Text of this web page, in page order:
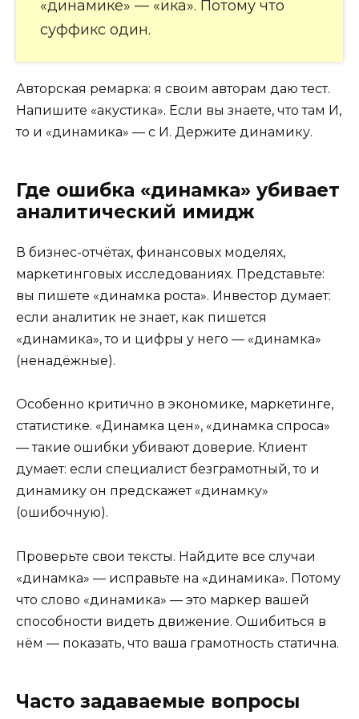
«динамике» — «ика». Потому что
суффикс один.
Авторская ремарка: я своим авторам даю тест.
Напишите «акустика». Если вы знаете, что там И,
то и «динамика» — с И. Держите динамику.
Где ошибка «динамка» убивает
аналитический имидж
В бизнес-отчётах, финансовых моделях,
маркетинговых исследованиях. Представьте:
вы пишете «динамка роста». Инвестор думает:
если аналитик не знает, как пишется
«динамика», то и цифры у него — «динамка»
(ненадёжные).
Особенно критично в экономике, маркетинге,
статистике. «Динамка цен», «динамка спроса»
— такие ошибки убивают доверие. Клиент
думает: если специалист безграмотный, то и
динамику он предскажет «динамку»
(ошибочную).
Проверьте свои тексты. Найдите все случаи
«динамка» — исправьте на «динамика». Потому
что слово «динамика» — это маркер вашей
способности видеть движение. Ошибиться в
нём — показать, что ваша грамотность статична.
Часто задаваемые вопросы